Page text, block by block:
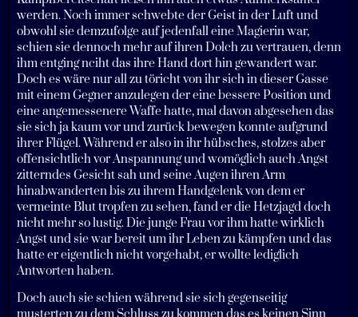
werden. Noch immer schwebte der Geist in der Luft und
obwohl sie demzufolge auf jedenfall eine Magierin war,
schien sie dennoch mehr auf ihren Dolch zu vertrauen, denn
ihm entging nciht das ihre Hand dort hin gewandert war.
Doch es wäre nur all zu töricht von ihr sich in dieser Gasse
mit einem Gegner anzulegen der eine bessere Position und
eine angemessenere Waffe hatte, mal davon abgesehen das
sie sich ja kaum vor und zurück bewegen konnte aufgrund
ihrer Flügel. Während er also in ihr hübsches, stolzes aber
offensichtlich vor Anspannung und womöglich auch Angst
zitterndes Gesicht sah und seine Augen ihren Arm
hinabwanderten bis zu ihrem Handgelenk von dem er
vermeinte Blut tropfen zu sehen, fand er die Hetzjagd doch
nicht mehr so lustig. Die junge Frau vor ihm hatte wirklich
Angst und sie war bereit um ihr Leben zu kämpfen und das
hatte er eigentlich nicht vorgehabt, er wollte lediglich
Antworten haben.
Doch auch sie schien während sie sich gegenseitig